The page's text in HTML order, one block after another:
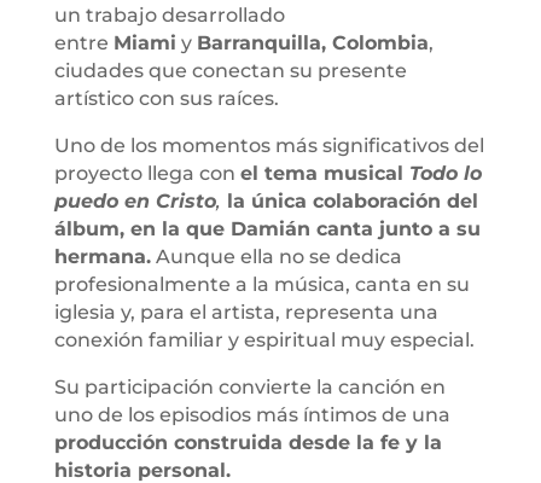
un trabajo desarrollado
entre Miami y Barranquilla, Colombia,
ciudades que conectan su presente
artístico con sus raíces.
Uno de los momentos más significativos del
proyecto llega con el tema musical Todo lo
puedo en Cristo, la única colaboración del
álbum, en la que Damián canta junto a su
hermana.Aunque ella no se dedica
profesionalmente a la música, canta en su
iglesia y, para el artista, representa una
conexión familiar y espiritual muy especial.
Su participación convierte la canción en
uno de los episodios más íntimos de una
producción construida desde la fe y la
historia personal.